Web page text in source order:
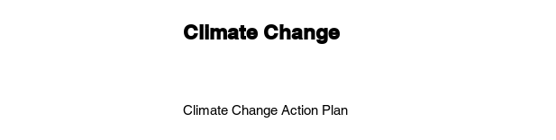
Climate Change
Climate Change Action Plan